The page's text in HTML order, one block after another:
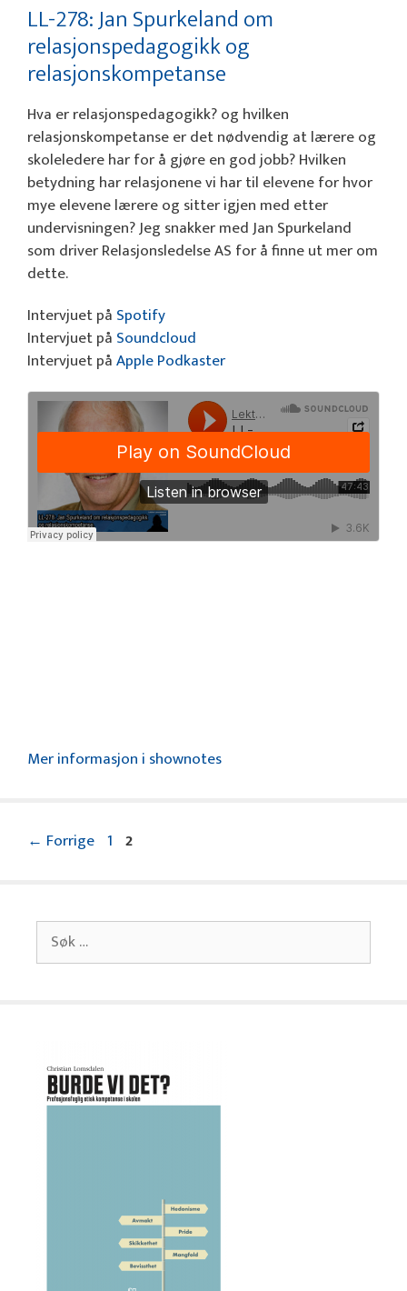
LL-278: Jan Spurkeland om
relasjonspedagogikk og
relasjonskompetanse
Hva er relasjonspedagogikk? og hvilken
relasjonskompetanse er det nødvendig at lærere og
skoleledere har for å gjøre en god jobb? Hvilken
betydning har relasjonene vi har til elevene for hvor
mye elevene lærere og sitter igjen med etter
undervisningen? Jeg snakker med Jan Spurkeland
som driver Relasjonsledelse AS for å finne ut mer om
dette.
Intervjuet på Spotify
Intervjuet på Soundcloud
Intervjuet påApple Podkaster
Mer informasjon i shownotes
← Forrige Side
1 Side
2
Søk
etter: